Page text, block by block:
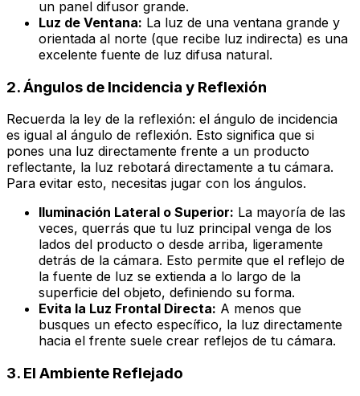
un panel difusor grande.
Luz de Ventana: La luz de una ventana grande y
orientada al norte (que recibe luz indirecta) es una
excelente fuente de luz difusa natural.
2. Ángulos de Incidencia y Reflexión
Recuerda la ley de la reflexión: el ángulo de incidencia
es igual al ángulo de reflexión. Esto significa que si
pones una luz directamente frente a un producto
reflectante, la luz rebotará directamente a tu cámara.
Para evitar esto, necesitas jugar con los ángulos.
Iluminación Lateral o Superior: La mayoría de las
veces, querrás que tu luz principal venga de los
lados del producto o desde arriba, ligeramente
detrás de la cámara. Esto permite que el reflejo de
la fuente de luz se extienda a lo largo de la
superficie del objeto, definiendo su forma.
Evita la Luz Frontal Directa: A menos que
busques un efecto específico, la luz directamente
hacia el frente suele crear reflejos de tu cámara.
3. El Ambiente Reflejado